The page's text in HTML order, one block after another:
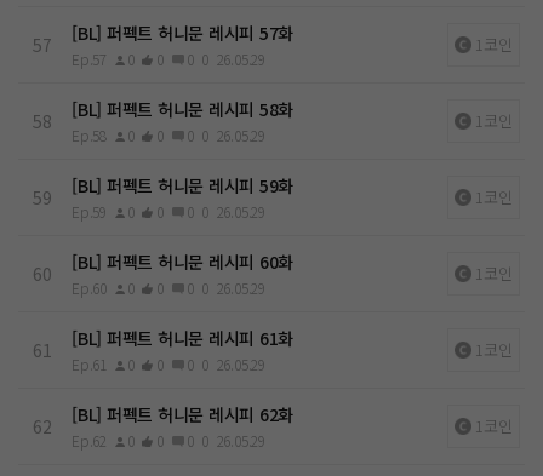
57 [BL] 퍼펙트 허니문 레시피 57화
Ep.57 0 0 0 0 26.05.29
1코인
58 [BL] 퍼펙트 허니문 레시피 58화
Ep.58 0 0 0 0 26.05.29
1코인
59 [BL] 퍼펙트 허니문 레시피 59화
Ep.59 0 0 0 0 26.05.29
1코인
60 [BL] 퍼펙트 허니문 레시피 60화
Ep.60 0 0 0 0 26.05.29
1코인
61 [BL] 퍼펙트 허니문 레시피 61화
Ep.61 0 0 0 0 26.05.29
1코인
62 [BL] 퍼펙트 허니문 레시피 62화
Ep.62 0 0 0 0 26.05.29
1코인